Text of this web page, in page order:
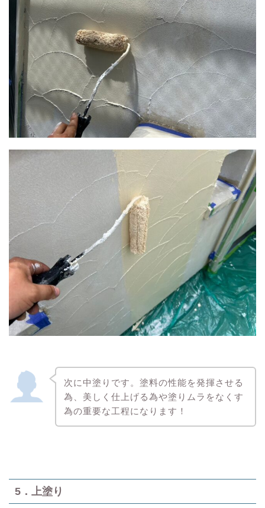
次に中塗りです。塗料の性能を発揮させる
為、美しく仕上げる為や塗りムラをなくす
為の重要な工程になります！
5．上塗り